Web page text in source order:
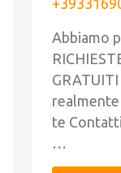
Abbiamo
te
…